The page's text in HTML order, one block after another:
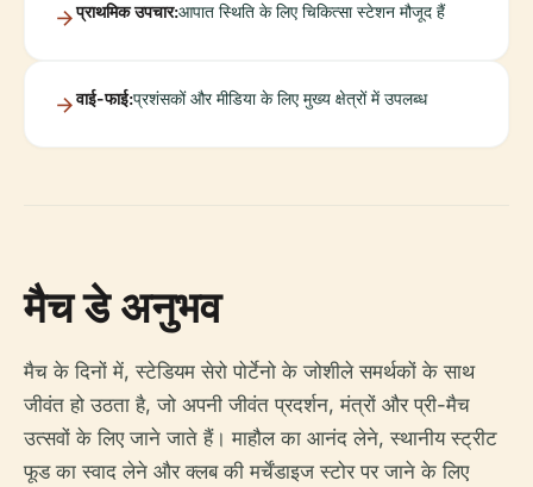
प्राथमिक उपचार:आपात स्थिति के लिए चिकित्सा स्टेशन मौजूद हैं
वाई-फाई:प्रशंसकों और मीडिया के लिए मुख्य क्षेत्रों में उपलब्ध
मैच डे अनुभव
मैच के दिनों में, स्टेडियम सेरो पोर्टेनो के जोशीले समर्थकों के साथ
जीवंत हो उठता है, जो अपनी जीवंत प्रदर्शन, मंत्रों और प्री-मैच
उत्सवों के लिए जाने जाते हैं। माहौल का आनंद लेने, स्थानीय स्ट्रीट
फूड का स्वाद लेने और क्लब की मर्चेंडाइज स्टोर पर जाने के लिए